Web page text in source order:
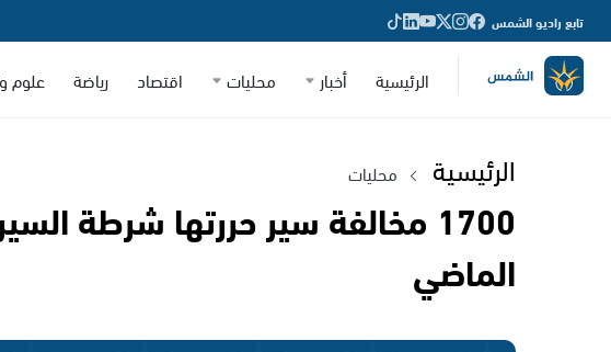
تابع راديو الشمس
الرئيسية أخبار محليات اقتصاد رياضة علوم
الرئيسية محليات
1700 مخالفة سير حررتها شرطة
الماضي